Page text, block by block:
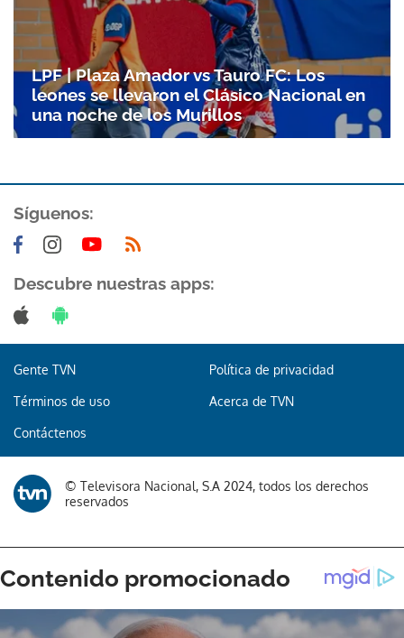
Gracias por suscribirte a nuestro boletín.
LPF | Plaza Amador vs Tauro FC: Los
leones se llevaron el Clásico Nacional en
una noche de los Murillos
Síguenos:
Descubre nuestras apps:
Gente TVN Política de privacidad
Términos de uso Acerca de TVN
Contáctenos
© Televisora Nacional, S.A 2024, todos los derechos
reservados